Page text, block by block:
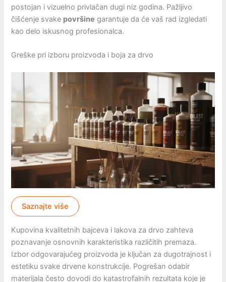
postojan i vizuelno privlačan dugi niz godina. Pažljivo
čišćenje svake površine garantuje da će vaš rad izgledati
kao delo iskusnog profesionalca.
Greške pri izboru proizvoda i boja za drvo
Saznajte više
Kupovina kvalitetnih bajceva i lakova za drvo zahteva
poznavanje osnovnih karakteristika različitih premaza.
Izbor odgovarajućeg proizvoda je ključan za dugotrajnost i
estetiku svake drvene konstrukcije. Pogrešan odabir
materijala često dovodi do katastrofalnih rezultata koje je